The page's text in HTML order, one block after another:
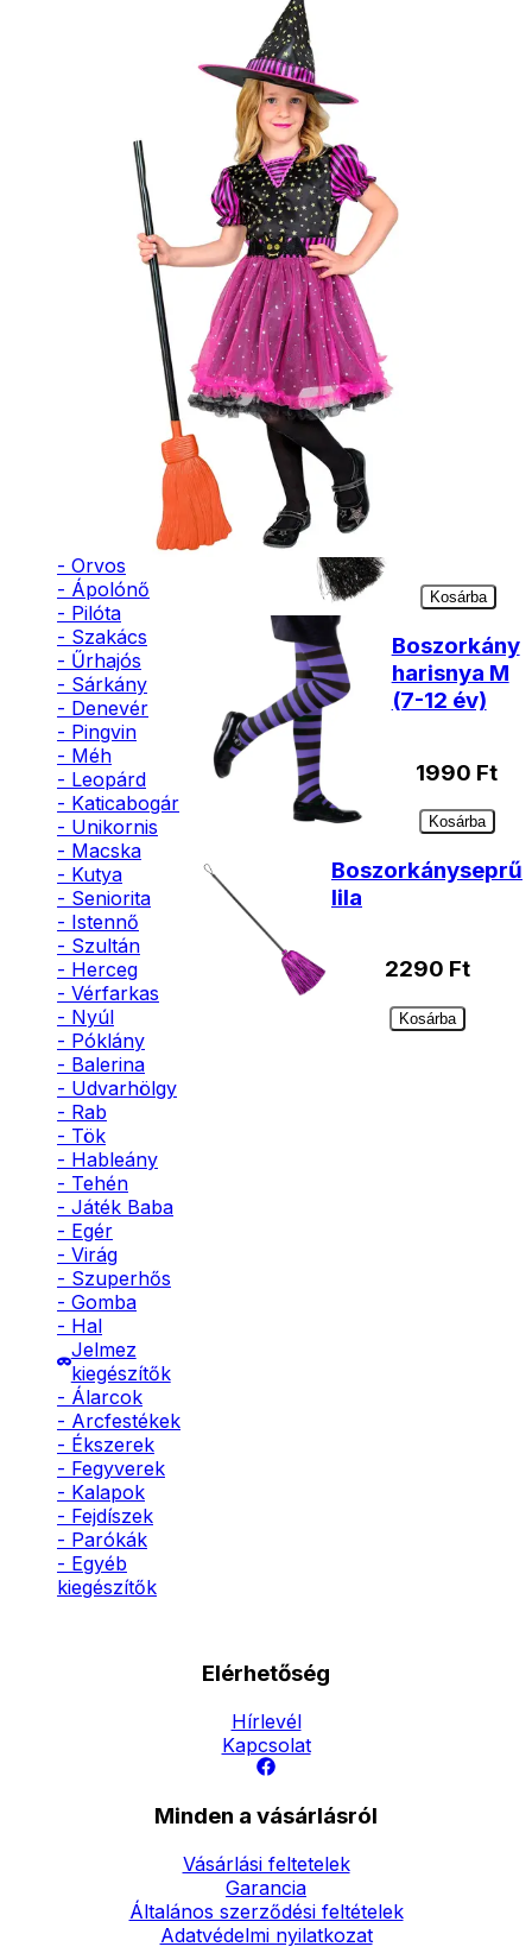
- Batman
- Robin Hood
- Pán Péter
- Super Mario
- Orvos
- Ápolónő
- Pilóta
- Szakács
- Űrhajós
- Sárkány
- Denevér
- Pingvin
- Méh
- Leopárd
- Katicabogár
- Unikornis
- Macska
- Kutya
- Seniorita
- Istennő
- Szultán
- Herceg
- Vérfarkas
- Nyúl
- Póklány
- Balerina
- Udvarhölgy
- Rab
- Tök
- Hableány
- Tehén
- Játék Baba
- Egér
- Virág
- Szuperhős
- Gomba
- Hal
Jelmez
kiegészítők
- Álarcok
- Arcfestékek
- Ékszerek
- Fegyverek
- Kalapok
- Fejdíszek
- Parókák
- Egyéb
kiegészítők
Kiegészítő
termékek
Kosárba
Boszorkány
harisnya M
(7-12 év)
1990 Ft
Kosárba
Boszorkányseprű
lila
2290 Ft
Kosárba
Elérhetőség
Hírlevél
Kapcsolat
Minden a vásárlásról
Vásárlási feltetelek
Garancia
Általános szerződési feltételek
Adatvédelmi nyilatkozat